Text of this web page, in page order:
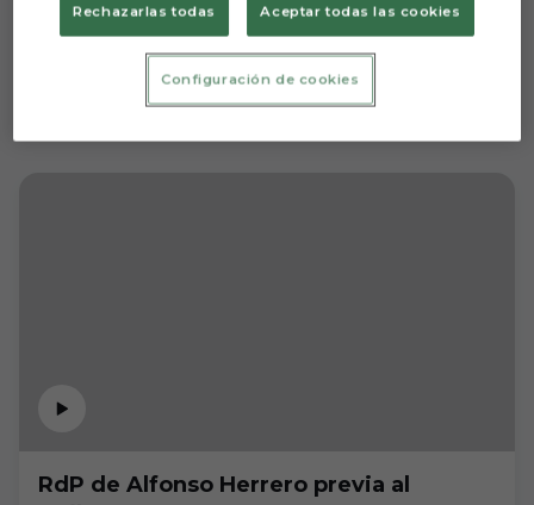
RdP de Alfonso Herrero previa al
Rechazarlas todas Aceptar todas las cookies
Configuración de cookies